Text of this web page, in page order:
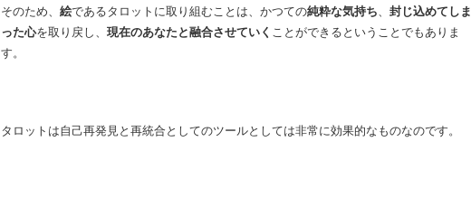
そのため、 絵であるタロットに取り組むことは、かつての純粋な気持ち、 封じ込めてしま
った心を取り戻し、 現在のあなたと融合させていく ことができるということでもありま
す。
タロットは自己再発見と再統合としてのツールとしては非常に効果的なものなのです。